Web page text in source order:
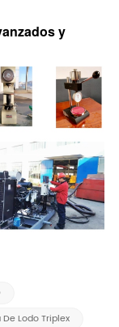
y
Lodo Triplex